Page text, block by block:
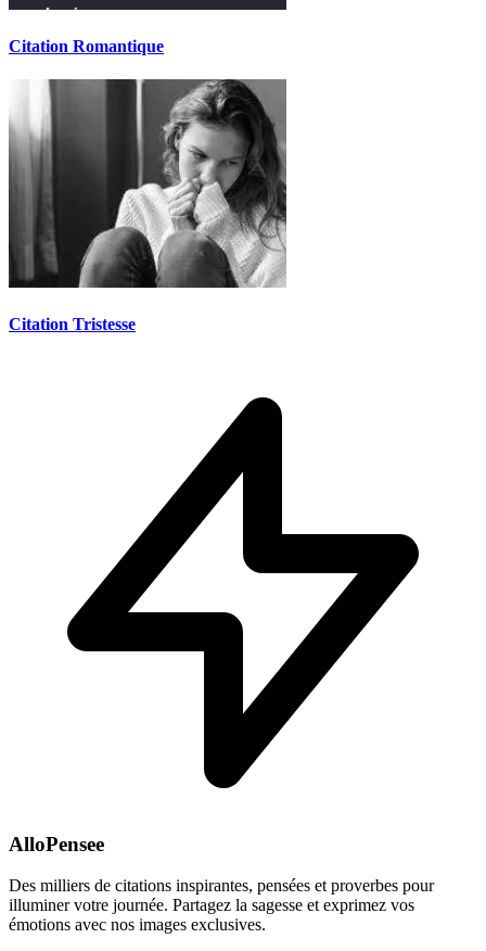
Citation Romantique
Citation Tristesse
AlloPensee
Des milliers de citations inspirantes, pensées et proverbes pour
illuminer votre journée. Partagez la sagesse et exprimez vos
émotions avec nos images exclusives.